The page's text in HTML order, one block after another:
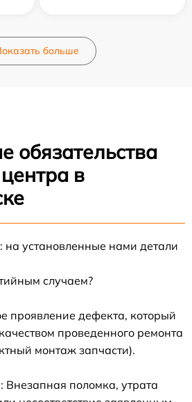
больше
обязательства
в
на установленные нами детали
случаем?
проявление дефекта, который
проведенного ремонта
монтаж запчасти).
поломка, утрата